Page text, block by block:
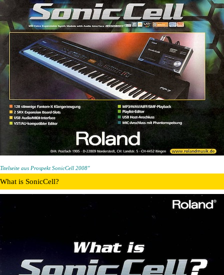
Titelseite aus Prospekt SonicCell 2008"
What is SonicCell?